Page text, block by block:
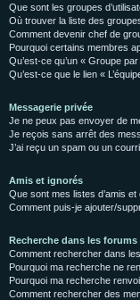
Que sont les groupes
Où trouver la liste des
Comment devenir chef de
Pourquoi certains membres
Qu’est-ce qu’un « Groupe
Qu’est-ce que le lien «
Messagerie privée
Je ne peux pas envoyer de
Je reçois sans arrêt des
J’ai reçu un spam ou un
Amis et ignorés
Que sont mes listes d’amis et
Comment puis-je ajouter/
Recherche dans les forums
Comment rechercher dans
Pourquoi ma recherche ne
Pourquoi ma recherche
Comment rechercher des